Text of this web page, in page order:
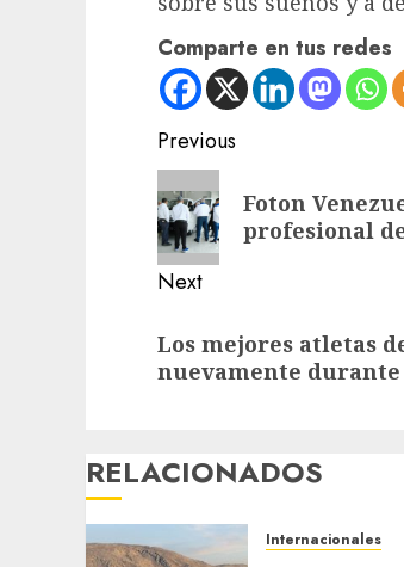
Comparte en tus redes
Post
navigation
Previous
Previous
post:
Foton
profesional
Next
post:
Los mejores atletas
nuevamente durante
RELACIONADOS
Internacionales